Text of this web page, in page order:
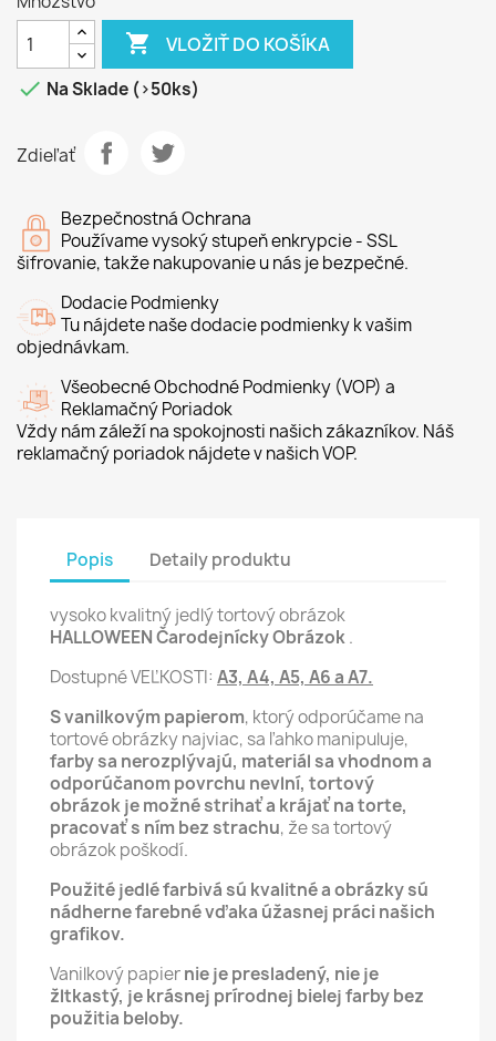
 VLOŽIŤ DO KOŠÍKA
 Na Sklade (>50ks)
Zdieľať
Bezpečnostná Ochrana
Používame vysoký stupeň enkrypcie - SSL
šifrovanie, takže nakupovanie u nás je bezpečné.
Dodacie Podmienky
Tu nájdete naše dodacie podmienky k vašim
objednávkam.
Všeobecné Obchodné Podmienky (VOP) a
Reklamačný Poriadok
Vždy nám záleží na spokojnosti našich zákazníkov. Náš
reklamačný poriadok nájdete v našich VOP.
Popis Detaily produktu
vysoko kvalitný jedlý tortový obrázok
HALLOWEEN Čarodejnícky Obrázok.
Dostupné VEĽKOSTI: A3, A4, A5, A6 a A7.
S vanilkovým papierom, ktorý odporúčame na
tortové obrázky najviac, sa ľahko manipuluje,
farby sa nerozplývajú, materiál sa vhodnom a
odporúčanom povrchu nevlní, tortový
obrázok je možné strihať a krájať na torte,
pracovať s ním bez strachu, že sa tortový
obrázok poškodí.
Použité jedlé farbivá sú kvalitné a obrázky sú
nádherne farebné vďaka úžasnej práci našich
grafikov.
Vanilkový papiernie je presladený, nie je
žltkastý, je krásnej prírodnej bielej farby bez
použitia beloby.